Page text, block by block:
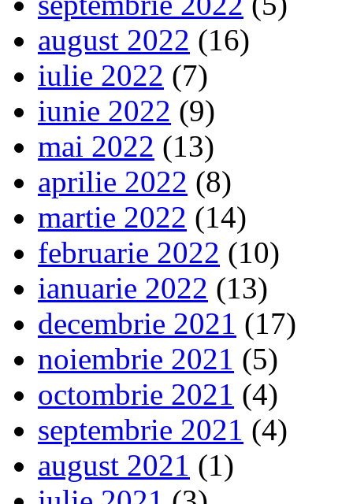
august 2022 (16)
iulie 2022 (7)
iunie 2022 (9)
mai 2022 (13)
aprilie 2022 (8)
martie 2022 (14)
februarie 2022 (10)
ianuarie 2022 (13)
decembrie 2021 (17)
noiembrie 2021 (5)
octombrie 2021 (4)
septembrie 2021 (4)
august 2021 (1)